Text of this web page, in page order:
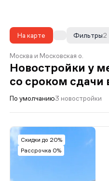
На карте 2
Фильтры
Москва и Московская о.
Новостройки у
со сроком сдачи
По умолчанию3 новостройки
Скидки до 20%
Рассрочка 0%